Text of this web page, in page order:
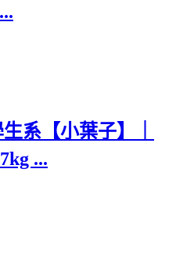
系【小葉子】｜
...